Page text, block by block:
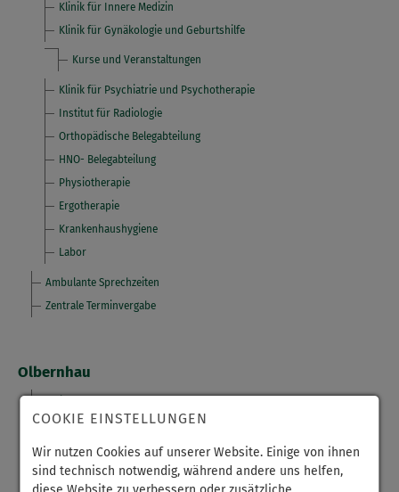
Klinik für Innere Medizin
Klinik für Gynäkologie und Geburtshilfe
Kurse und Veranstaltungen
Klinik für Psychiatrie und Psychotherapie
Institut für Radiologie
Orthopädische Belegabteilung
HNO- Belegabteilung
Physiotherapie
Ergotherapie
Krankenhaushygiene
Labor
Ambulante Sprechzeiten
Zentrale Terminvergabe
Olbernhau
Aufenthalt
Entlassung
COOKIE EINSTELLUNGEN
Wir nutzen Cookies auf unserer Website. Einige von ihnen
sind technisch notwendig, während andere uns helfen,